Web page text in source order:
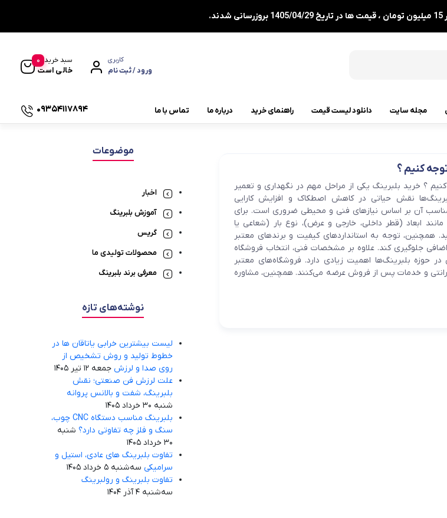
کاربری
ورود / ثبت نام
سبد خرید
خالی است
0
رولبرینگ مخروطی
رولبرینگ بشکه ای
رولبرینگ استوانه ای
رولبرینگ بشکه ای کفگرد
یاتاقان
یاتاقان کشویی UCT
یاتاقان صنعتی
مجله سایت دانلود لیست قیمت راهنمای خرید درباره ما تماس با ما 09354117894
کنیم ؟
؟ خرید بلبرینگ یکی از مراحل مهم در نگهداری و تعمیر
نقش حیاتی در کاهش اصطکاک و افزایش کارایی
مناسب آن بر اساس نیازهای فنی و محیطی ضروری است. برای
ابعاد (قطر داخلی، خارجی و عرض)، نوع بار (شعاعی یا
همچنین، توجه به استانداردهای کیفیت و برندهای معتبر
جلوگیری کند. علاوه بر مشخصات فنی، انتخاب فروشگاه
در حوزه بلبرینگ‌ها اهمیت زیادی دارد. فروشگاه‌های معتبر
و خدمات پس از فروش عرضه می‌کنند. همچنین، مشاوره
موضوعات
اخبار
آموزش بلبرینگ
گریس
محصولات تولیدی ما
معرفی برند بلبرینگ
نوشته‌های تازه
لیست بیشترین خرابی‌ یاتاقان ها در
خطوط تولید و روش تشخیص از
روی صدا و لرزش جمعه 12 تیر 1405
علت لرزش فن صنعتی؛ نقش
بلبرینگ، شفت و بالانس پروانه
شنبه 30 خرداد 1405
بلبرینگ مناسب دستگاه CNC چوب،
سنگ و فلز چه تفاوتی دارد؟ شنبه
30 خرداد 1405
تفاوت بلبرینگ های عادی، استیل و
سرامیکی سه‌شنبه 5 خرداد 1405
تفاوت بلبرینگ و رولبرینگ
سه‌شنبه 4 آذر 1404